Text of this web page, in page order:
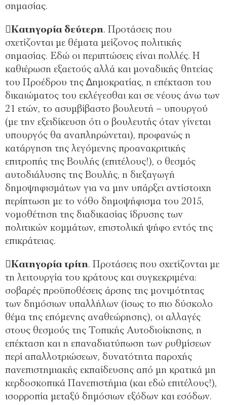
σηµασίας.
Κατηγορία δεύτερη. Προτάσεις που
σχετίζονται µε θέµατα µείζονος πολιτικής
σηµασίας. Εδώ οι περιπτώσεις είναι πολλές. Η
καθιέρωση εξαετούς αλλά και µοναδικής θητείας
του Προέδρου της ∆ηµοκρατίας, η επέκταση του
δικαιώµατος του εκλέγεσθαι και σε νέους άνω των
21 ετών, το ασυµβίβαστο βουλευτή – υπουργού
(µε την εξειδίκευση ότι ο βουλευτής όταν γίνεται
υπουργός θα αναπληρώνεται), προφανώς η
κατάργηση της λεγόµενης προανακριτικής
επιτροπής της Βουλής (επιτέλους!), ο θεσµός
αυτοδιάλυσης της Βουλής, η διεξαγωγή
δηµοψηφισµάτων για να µην υπάρξει αντίστοιχη
περίπτωση µε το νόθο δηµοψήφισµα του 2015,
νοµοθέτηση της διαδικασίας ίδρυσης των
πολιτικών κοµµάτων, επιστολική ψήφο εντός της
επικράτειας.
Κατηγορία τρίτη. Προτάσεις που σχετίζονται µε
τη λειτουργία του κράτους και συγκεκριµένα:
σοβαρές προϋποθέσεις άρσης της µονιµότητας
των δηµόσιων υπαλλήλων (ίσως το πιο δύσκολο
θέµα της επόµενης αναθεώρησης), οι αλλαγές
στους θεσµούς της Τοπικής Αυτοδιοίκησης, η
επέκταση και η επαναδιατύπωση των ρυθµίσεων
περί απαλλοτριώσεων, δυνατότητα παροχής
πανεπιστηµιακής εκπαίδευσης από µη κρατικά µη
κερδοσκοπικά Πανεπιστήµια (και εδώ επιτέλους!),
ισορροπία µεταξύ δηµόσιων εξόδων και εσόδων.